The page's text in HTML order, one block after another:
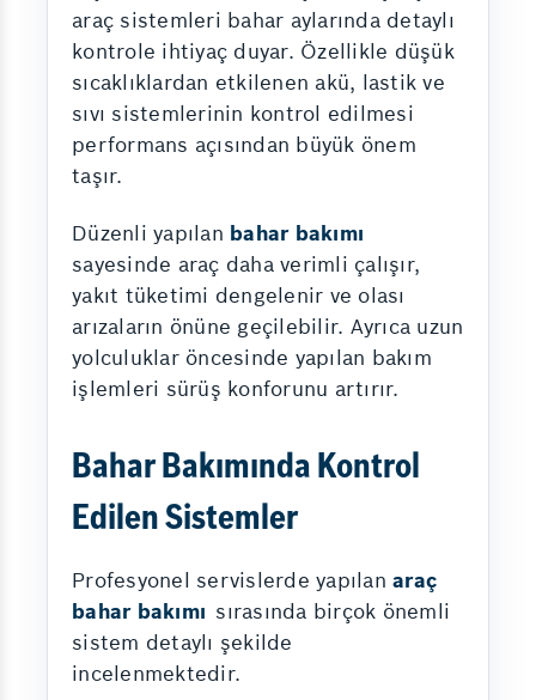
araç sistemleri bahar aylarında detaylı
kontrole ihtiyaç duyar. Özellikle düşük
sıcaklıklardan etkilenen akü, lastik ve
sıvı sistemlerinin kontrol edilmesi
performans açısından büyük önem
taşır.
Düzenli yapılan bahar bakımı
sayesinde araç daha verimli çalışır,
yakıt tüketimi dengelenir ve olası
arızaların önüne geçilebilir. Ayrıca uzun
yolculuklar öncesinde yapılan bakım
işlemleri sürüş konforunu artırır.
Bahar Bakımında Kontrol
Edilen Sistemler
Profesyonel servislerde yapılan araç
bahar bakımı sırasında birçok önemli
sistem detaylı şekilde
incelenmektedir.